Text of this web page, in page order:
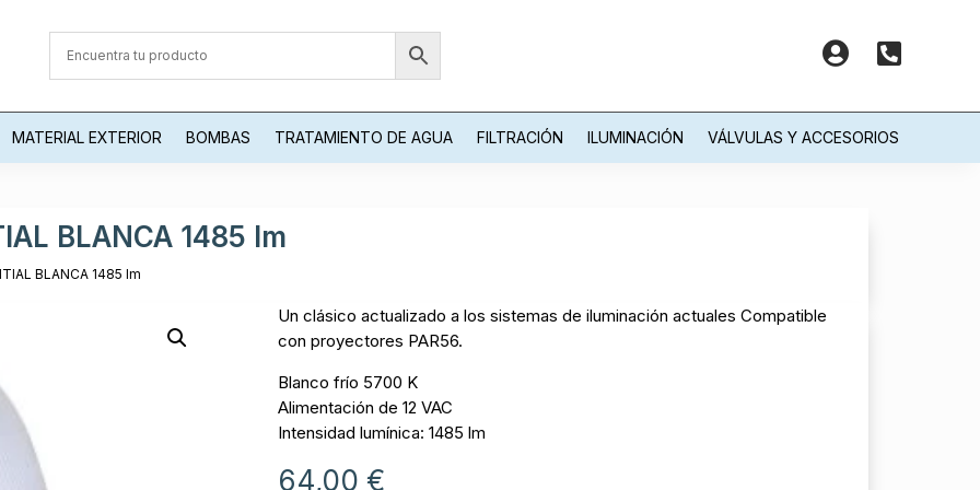
 
MATERIAL EXTERIOR BOMBAS TRATAMIENTO DE AGUA FILTRACIÓN ILUMINACIÓN VÁLVULAS Y ACCESORIOS
BLANCA 1485 lm
BLANCA 1485 lm
Un clásico actualizado a los sistemas de iluminación actuales Compatible
con proyectores PAR56.
Blanco frío 5700 K
Alimentación de 12 VAC
Intensidad lumínica: 1485 lm
64,00 €